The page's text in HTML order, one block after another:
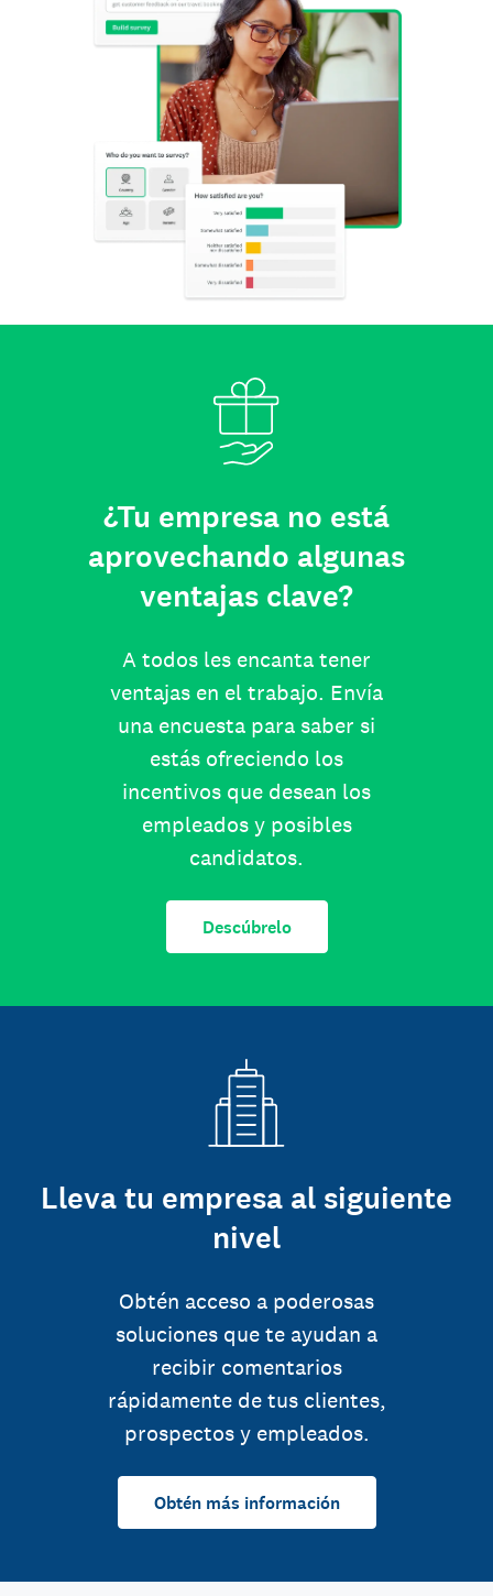
¿Tu empresa no está
aprovechando algunas
ventajas clave?
A todos les encanta tener
ventajas en el trabajo. Envía
una encuesta para saber si
estás ofreciendo los
incentivos que desean los
empleados y posibles
candidatos.
Descúbrelo
Lleva tu empresa al siguiente
nivel
Obtén acceso a poderosas
soluciones que te ayudan a
recibir comentarios
rápidamente de tus clientes,
prospectos y empleados.
Obtén más información